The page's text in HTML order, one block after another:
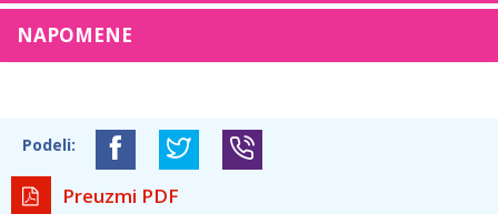
NAPOMENE
Podeli:
Preuzmi PDF